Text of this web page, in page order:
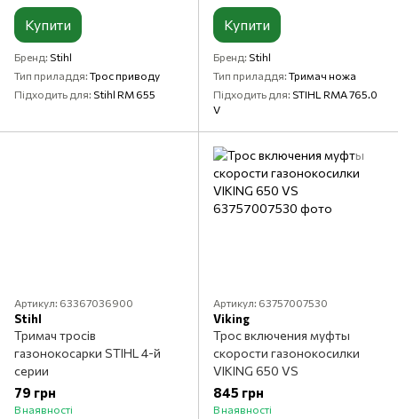
Купити
Бренд Stihl
Тип приладдя Трос приводу
Підходить для Stihl RM 655
Купити
Бренд Stihl
Тип приладдя Тримач ножа
Підходить для STIHL RMA 765.0
V
Артикул: 63367036900
Stihl
Тримач тросів
газонокосарки STIHL 4-й
серии
79 грн
В наявності
Артикул: 63757007530
Viking
Трос включения муфты
скорости газонокосилки
VIKING 650 VS
845 грн
В наявності